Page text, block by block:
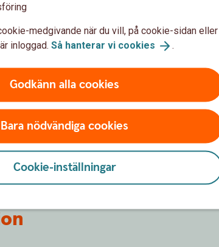
Få hjälp med
medgivande när du vill, på cookie-sidan eller
inloggad. Så hanterar vi cookies .
Godkänn alla cookies
Bara nödvändiga cookies
Cookie-inställningar